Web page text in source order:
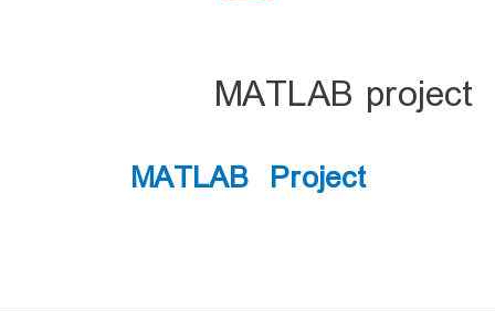
MATLAB project
MATLAB Project